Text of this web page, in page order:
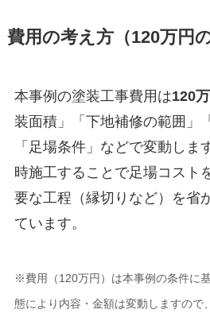
費用の考え方（120万円の
本事例の塗装工事費用は120
装面積」「下地補修の範囲」
「足場条件」などで変動しま
時施工することで足場コスト
要な工程（縁切りなど）を省
ています。
※費用（120万円）は本事例の条件に
態により内容・金額は変動しますので